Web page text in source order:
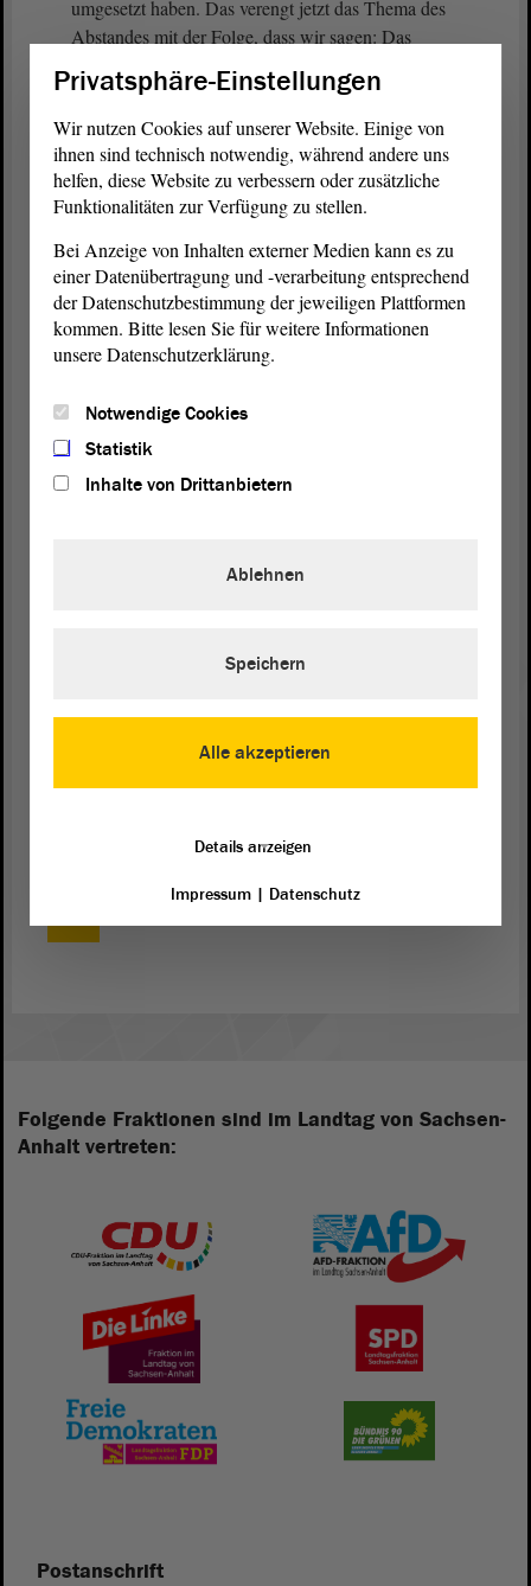
umgesetzt haben. Das verengt jetzt das Thema des
Abstandes mit der Folge, dass wir sagen: Das
produzieren, wollen wir nicht eingehen; deshalb
übernehmen wir das nicht.
Ein weiterer Bestandteil des Gesetzentwurfs ist die
Erhöhung des ergänzenden Familienzuschlags.
derzeit 350 € auf 600 € angehoben werden. Für das
dritte und jedes weitere berücksichtigungsfähige
Kind soll die Dynamisierung für die Jahre 2026 bis
2028 nicht vorgesehen werden. Zudem sollen die
zum 1. März 2027 jeweils um 60 € und zum 1.
Lassen Sie mich noch kurz auf das Thema der
wollen wir durch eine Verordnung umsetzen.
Deshalb haben wir uns dazu entschlossen, das im
umzusetzen. - Herzlichen Dank für Ihre
Aufmerksamkeit. - Ich bitte um Überweisung des
Folgende Fraktionen sind im Landtag von Sachsen-
Anhalt vertreten:
Postanschrift
Privatsphäre-Einstellungen
Wir nutzen Cookies auf unserer Website. Einige von
ihnen sind technisch notwendig, während andere uns
helfen, diese Website zu verbessern oder zusätzliche
Funktionalitäten zur Verfügung zu stellen.
Bei Anzeige von Inhalten externer Medien kann es zu
einer Datenübertragung und -verarbeitung entsprechend
der Datenschutzbestimmung der jeweiligen Plattformen
kommen. Bitte lesen Sie für weitere Informationen
unsere Datenschutzerklärung.
Notwendige Cookies
Statistik
Inhalte von Drittanbietern
Alle akzeptieren
Ablehnen
Speichern
Details anzeigen
Impressum| Datenschutz